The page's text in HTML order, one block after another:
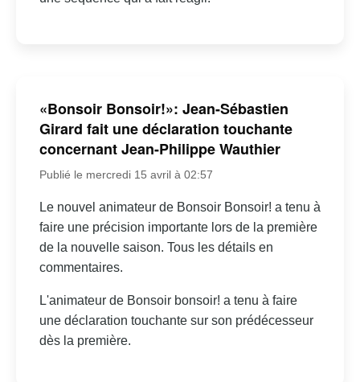
«Bonsoir Bonsoir!»: Jean-Sébastien
Girard fait une déclaration touchante
concernant Jean-Philippe Wauthier
Publié le mercredi 15 avril à 02:57
Le nouvel animateur de Bonsoir Bonsoir! a tenu à
faire une précision importante lors de la première
de la nouvelle saison. Tous les détails en
commentaires.
L'animateur de Bonsoir bonsoir! a tenu à faire
une déclaration touchante sur son prédécesseur
dès la première.